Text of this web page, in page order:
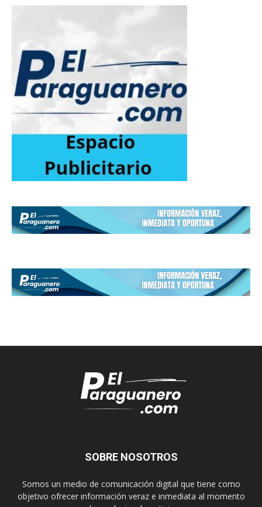
SOBRE NOSOTROS
Somos un medio de comunicación digital que tiene como
objetivo ofrecer información veraz e inmediata al momento